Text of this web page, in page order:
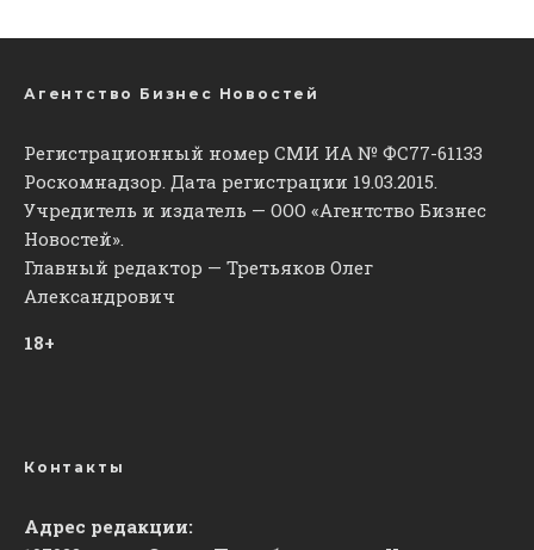
Агентство Бизнес Новостей
Регистрационный номер СМИ ИА № ФС77-61133
Роскомнадзор. Дата регистрации 19.03.2015.
Учредитель и издатель — ООО «Агентство Бизнес
Новостей».
Главный редактор — Третьяков Олег
Александрович
18+
Контакты
Адрес редакции: